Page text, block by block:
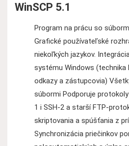
WinSCP 5.1
Program na prácu so
Grafické používateľské
niekoľkých jazykov.
systému Windows (technika
odkazy a zástupcovia)
súbormi Podporuje
1 i SSH-2 a starší FTP-
skriptovania a spúšťania z
Synchronizácia priečinkov